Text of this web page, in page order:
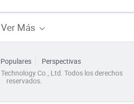
Ver Más
Perspectivas
Co., Ltd. Todos los derechos
reservados.